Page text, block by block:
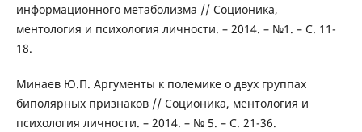
информационного метаболизма // Соционика,
ментология и психология личности. – 2014. – №1. – С. 11-
18.
Минаев Ю.П. Аргументы к полемике о двух группах
биполярных признаков // Соционика, ментология и
психология личности. – 2014. – № 5. – С. 21-36.